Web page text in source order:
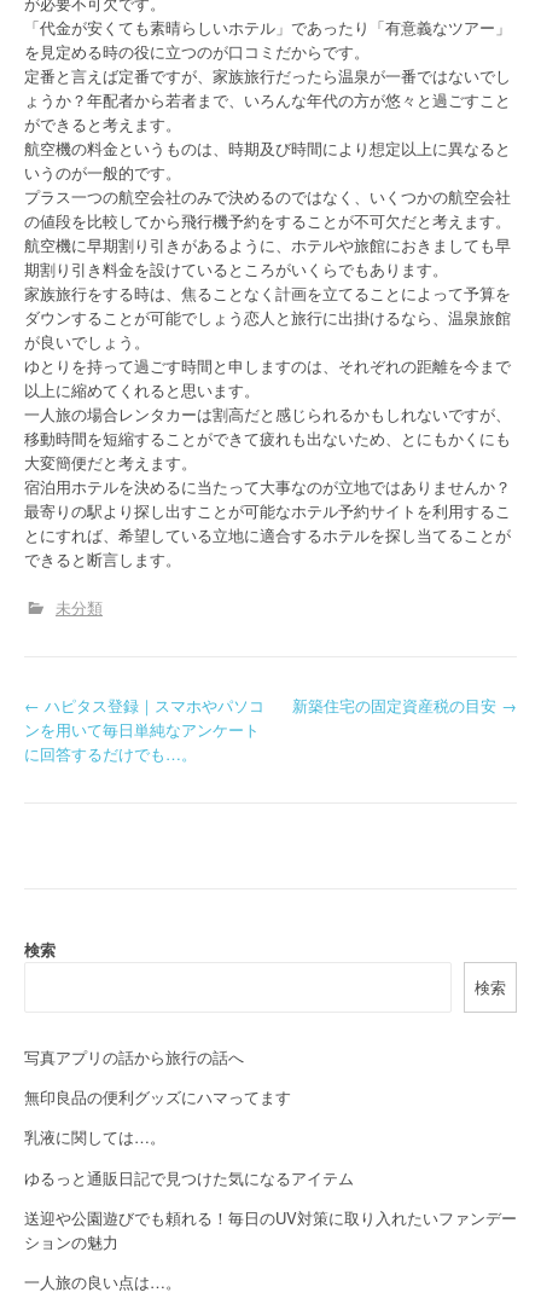
「代金が安くても素晴らしいホテル」であったり「有意義なツアー」
を見定める時の役に立つのが口コミだからです。
定番と言えば定番ですが、家族旅行だったら温泉が一番ではないでし
ょうか？年配者から若者まで、いろんな年代の方が悠々と過ごすこと
ができると考えます。
航空機の料金というものは、時期及び時間により想定以上に異なると
いうのが一般的です。
プラス一つの航空会社のみで決めるのではなく、いくつかの航空会社
の値段を比較してから飛行機予約をすることが不可欠だと考えます。
航空機に早期割り引きがあるように、ホテルや旅館におきましても早
期割り引き料金を設けているところがいくらでもあります。
家族旅行をする時は、焦ることなく計画を立てることによって予算を
ダウンすることが可能でしょう恋人と旅行に出掛けるなら、温泉旅館
が良いでしょう。
ゆとりを持って過ごす時間と申しますのは、それぞれの距離を今まで
以上に縮めてくれると思います。
一人旅の場合レンタカーは割高だと感じられるかもしれないですが、
移動時間を短縮することができて疲れも出ないため、とにもかくにも
大変簡便だと考えます。
宿泊用ホテルを決めるに当たって大事なのが立地ではありませんか？
最寄りの駅より探し出すことが可能なホテル予約サイトを利用するこ
とにすれば、希望している立地に適合するホテルを探し当てることが
できると断言します。
未分類
P
o
a
g
a
t
i
o
n
← ハピタス登録｜スマホやパソコ
ンを用いて毎日単純なアンケート
に回答するだけでも…。
新築住宅の固定資産税の目安 →
検索
検索
写真アプリの話から旅行の話へ
無印良品の便利グッズにハマってます
乳液に関しては…。
ゆるっと通販日記で見つけた気になるアイテム
送迎や公園遊びでも頼れる！毎日のUV対策に取り入れたいファンデー
ションの魅力
一人旅の良い点は…。